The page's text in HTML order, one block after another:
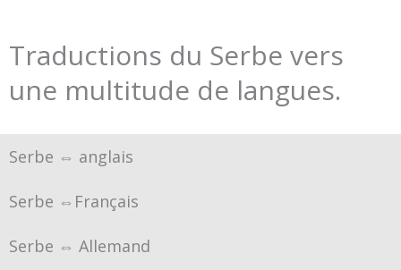
Traductions du Serbe vers
une multitude de langues.
Serbe ⇔ anglais
Serbe ⇔Français
Serbe ⇔ Allemand